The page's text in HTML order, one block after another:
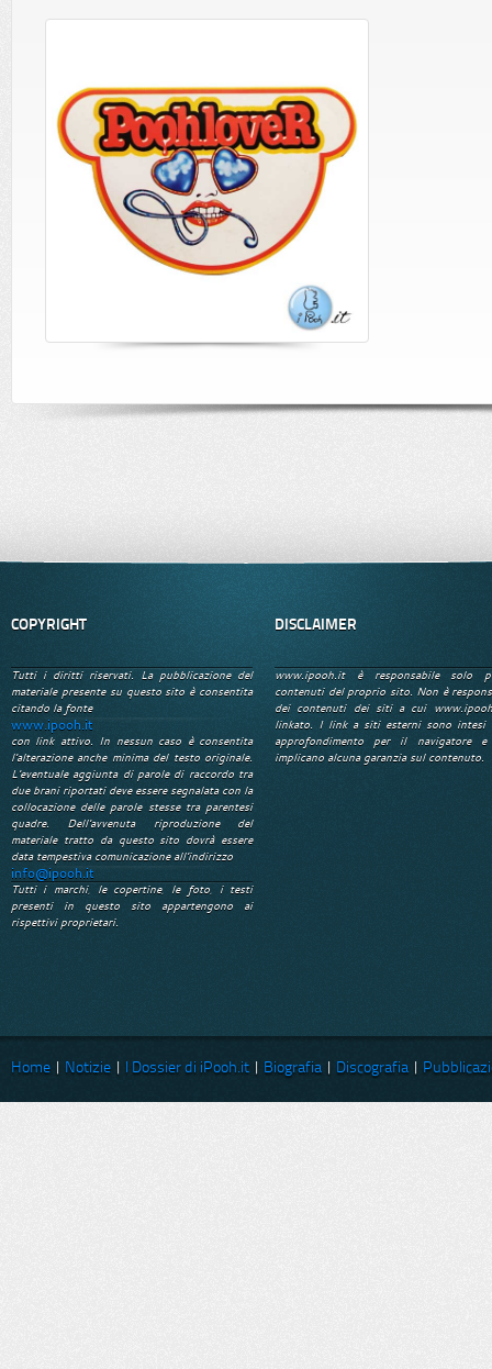
COPYRIGHT
Tutti i diritti riservati. La pubblicazione del
materiale presente su questo sito è consentita
citando la fonte
www.ipooh.it
con link attivo. In nessun caso è consentita
l'alterazione anche minima del testo originale.
L'eventuale aggiunta di parole di raccordo tra
due brani riportati deve essere segnalata con la
collocazione delle parole stesse tra parentesi
quadre. Dell'avvenuta riproduzione del
materiale tratto da questo sito dovrà essere
data tempestiva comunicazione all'indirizzo
info@ipooh.it
Tutti i marchi, le copertine, le foto, i testi
presenti in questo sito appartengono ai
rispettivi proprietari.
DISCLAIMER
www.ipooh.it è responsabile solo
contenuti del proprio sito. Non è
dei contenuti dei siti a cui
linkato. I link a siti esterni sono intesi
approfondimento per il navigatore
implicano alcuna garanzia sul contenuto.
Home Notizie I Dossier di iPooh.it Biografia Discografia